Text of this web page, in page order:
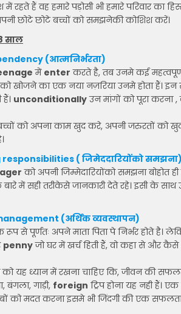
रहते हैं वह हमारे पड़ोसी भी हमारे परिवार का
छोटे छोटे बच्चों को समझनेकी कोशिश करें।
साल
(आत्मनिर्भरता)
में enter करते है, तब उनमे कई महत्वपूर्ण
खोजने का एक नया नज़रिया उनमे होता हैं। इन
हैं। unconditionallyउन मांगों को पूरा करना ,
को अपना काम खुद करे, अपनी जरुरतों को
responsibilities ( जिमेददारियोंको समझना)
को अपनी जिम्मेदारियोंको समझना बोहोत ही
बारे में सही तरीकेसे जानकारी देते रहे। इसी के
(अर्थिक व्यवस्थापन)
रूप से पूर्णतः अपने माता पिता पे निर्भर होते
pennyजो घर में खर्च हिती हैं, वो कहा से और
यह ध्यान में रखना चाहिए कि, जीवन की
बंगला, गाड़ी, foreign ट्रिप होना यह नही हैं।
को मदत करना इसमे भी जिंदगी की एक सफलता